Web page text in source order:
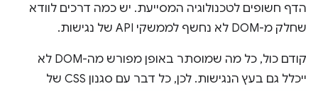
הדף חשופים לטכנולוגיה המסייעת. יש כמה דרכים לוודא
שחלק מ-DOM לא נחשף לממשקי API של נגישות.
קודם כול, כל מה שמוסתר באופן מפורש מה-DOM לא
ייכלל גם בעץ הנגישות. לכן, כל דבר עם סגנון CSS של